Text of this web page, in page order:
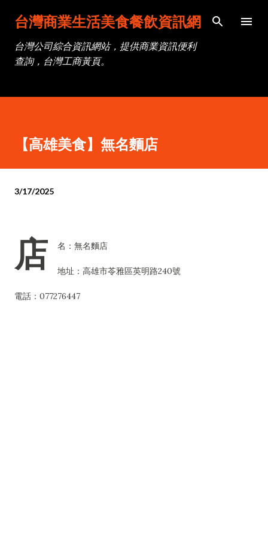
跳到主要內容
台灣商業生活美食餐飲資訊網
台灣公司綜合資訊網站，提供商業資訊便利
查詢，台灣工商黃頁。
【高雄美食】無名麵店
3/17/2025
店 名：無名麵店
地址：高雄市苓雅區英明路240號
電話：077276447